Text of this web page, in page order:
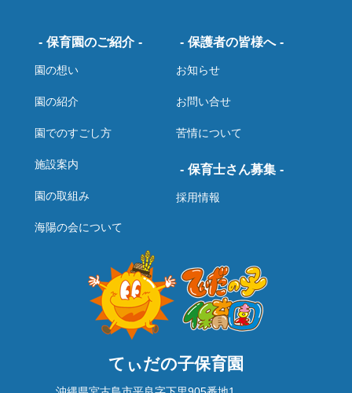
保育園のご紹介
園の想い
園の紹介
園でのすごし方
施設案内
園の取組み
海陽の会について
保護者の皆様へ
お知らせ
お問い合せ
苦情について
保育士さん募集
採用情報
てぃだの子保育園